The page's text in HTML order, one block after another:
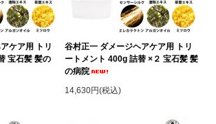
ケア用 トリ
宝石髪 髪の
谷村正一 ダメージヘアケア用 トリ
ートメント 400g 詰替 ×２ 宝石髪 髪
の病院
14,630円(税込)